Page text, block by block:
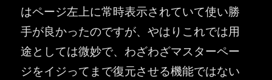
はページ左上に常時表示されていて使い勝
手が良かったのですが、やはりこれでは用
途としては微妙で、わざわざマスターペー
ジをイジってまで復元させる機能ではない